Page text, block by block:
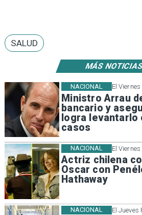
MÁS
El
Ministro Arrau
bancario y
logra levantarlo
casos
NACIONAL
El
Actriz chilena
Oscar con
Hathaway
NACIONAL
El Jueves
NACIONAL
SALUD